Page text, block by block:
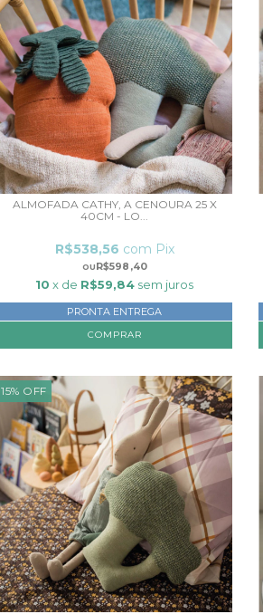
ALMOFADA CATHY, A CENOURA 25 X
40CM - LO...
R$598,40
R$538,56 com Pix
10 x de R$59,84 sem juros
PRONTA ENTREGA
15% OFF